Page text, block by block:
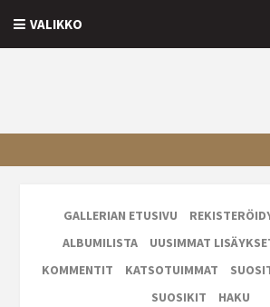
VALIKKO
GALLERIAN ETUSIVU
ALBUMILISTA
UUSIMMAT
KOMMENTIT
KATSOTUIMMAT
SUOSIKIT
HAKU